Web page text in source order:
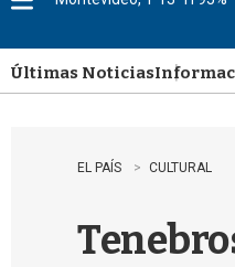
u
Últimas Noticias
EL PAÍS CULTURAL